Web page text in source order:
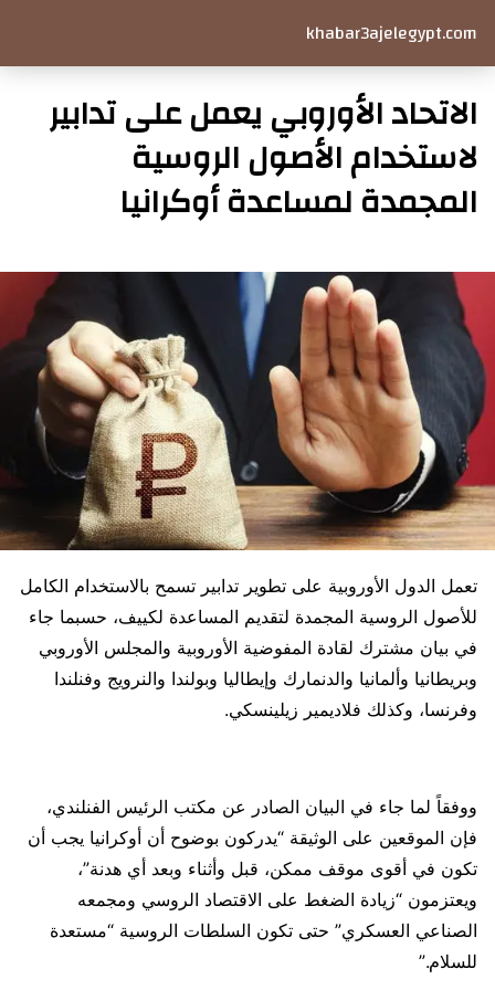
khabar3ajelegypt.com
الاتحاد الأوروبي يعمل على تدابير
لاستخدام الأصول الروسية
المجمدة لمساعدة أوكرانيا
تعمل الدول الأوروبية على تطوير تدابير تسمح بالاستخدام الكامل
للأصول الروسية المجمدة لتقديم المساعدة لكييف، حسبما جاء
في بيان مشترك لقادة المفوضية الأوروبية والمجلس الأوروبي
وبريطانيا وألمانيا والدنمارك وإيطاليا وبولندا والنرويج وفنلندا
وفرنسا، وكذلك فلاديمير زيلينسكي.
ووفقاً لما جاء في البيان الصادر عن مكتب الرئيس الفنلندي،
فإن الموقعين على الوثيقة “يدركون بوضوح أن أوكرانيا يجب أن
تكون في أقوى موقف ممكن، قبل وأثناء وبعد أي هدنة”،
ويعتزمون “زيادة الضغط على الاقتصاد الروسي ومجمعه
الصناعي العسكري” حتى تكون السلطات الروسية “مستعدة
للسلام.”